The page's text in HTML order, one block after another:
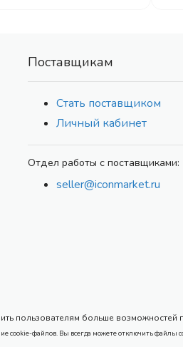
Поставщикам
Стать поставщиком
Личный кабинет
Отдел работы с поставщиками:
seller@iconmarket.ru
пользователям больше возможностей
cookie-файлов. Вы всегда можете отключить файлы